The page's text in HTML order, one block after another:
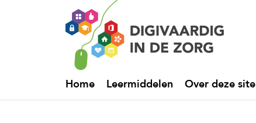
Home Leermiddelen Over deze site